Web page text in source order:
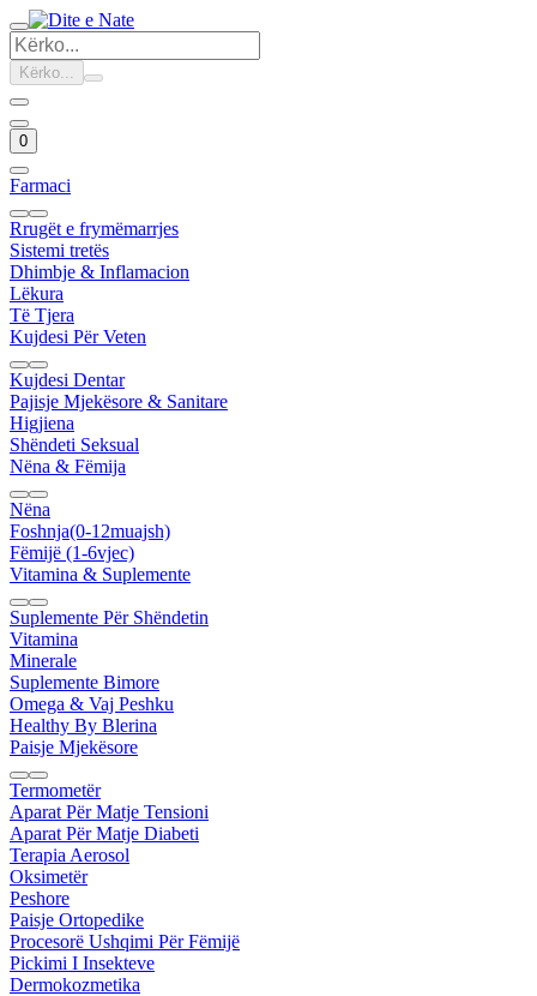
Kërko...
0
Farmaci
Rrugët e frymëmarrjes
Sistemi tretës
Dhimbje & Inflamacion
Lëkura
Të Tjera
Kujdesi Për Veten
Kujdesi Dentar
Pajisje Mjekësore & Sanitare
Higjiena
Shëndeti Seksual
Nëna & Fëmija
Nëna
Foshnja(0-12muajsh)
Fëmijë (1-6vjec)
Vitamina & Suplemente
Suplemente Për Shëndetin
Vitamina
Minerale
Suplemente Bimore
Omega & Vaj Peshku
Healthy By Blerina
Paisje Mjekësore
Termometër
Aparat Për Matje Tensioni
Aparat Për Matje Diabeti
Terapia Aerosol
Oksimetër
Peshore
Paisje Ortopedike
Procesorë Ushqimi Për Fëmijë
Pickimi I Insekteve
Dermokozmetika